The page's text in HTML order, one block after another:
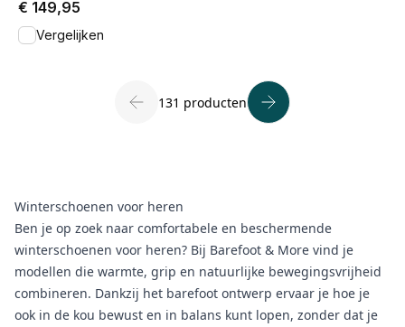
€ 149,95
Vergelijken
131 producten
Winterschoenen voor heren
Ben je op zoek naar comfortabele en beschermende
winterschoenen voor heren? Bij Barefoot & More vind je
modellen die warmte, grip en natuurlijke bewegingsvrijheid
combineren. Dankzij het barefoot ontwerp ervaar je hoe je
ook in de kou bewust en in balans kunt lopen, zonder dat je